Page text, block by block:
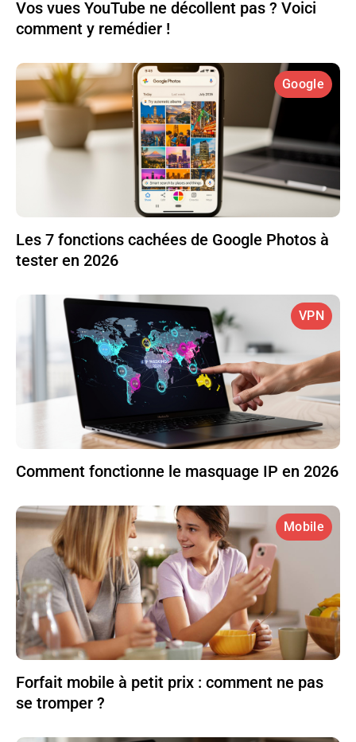
Vos vues YouTube ne décollent pas ? Voici
comment y remédier !
Google
Les 7 fonctions cachées de Google Photos à
tester en 2026
VPN
Comment fonctionne le masquage IP en 2026
Mobile
Forfait mobile à petit prix : comment ne pas
se tromper ?